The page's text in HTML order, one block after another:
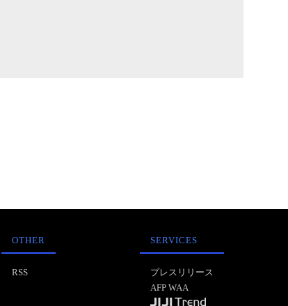
OTHER
RSS
SERVICES
プレスリリース
AFP WAA